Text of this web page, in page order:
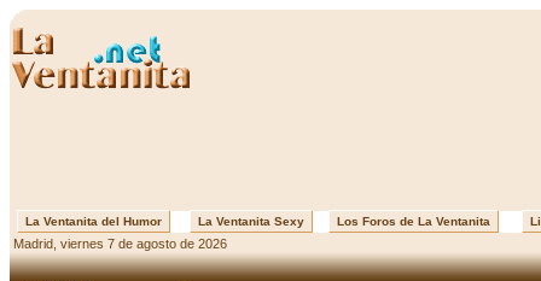
La Ventanita del Humor La Ventanita Sexy Los Foros de La Ventanita
Madrid, viernes 7 de agosto de 2026